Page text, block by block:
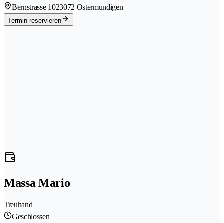
Bernstrasse 1023072 Ostermundigen
Termin reservieren
Massa Mario
Treuhand
Geschlossen